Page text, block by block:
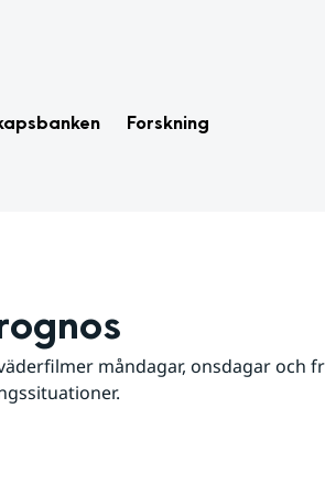
Forskning
måndagar, onsdagar och